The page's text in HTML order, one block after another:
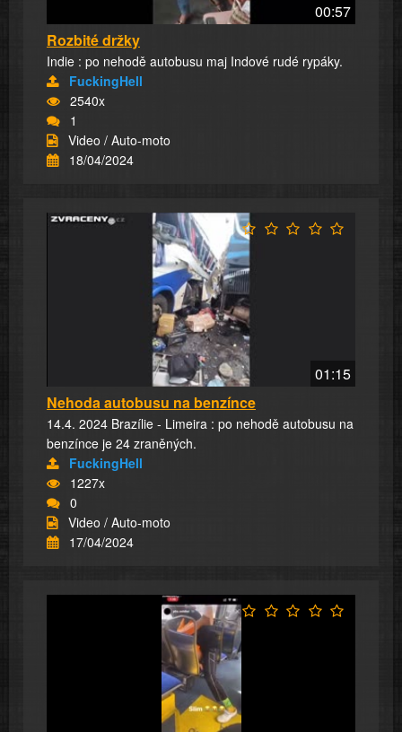
00:57
Rozbité držky
Indie : po nehodě autobusu maj Indové rudé rypáky.
FuckingHell
2540x
1
Video / Auto-moto
18/04/2024
01:15
Nehoda autobusu na benzínce
14.4. 2024 Brazílie - Limeira : po nehodě autobusu na
benzínce je 24 zraněných.
FuckingHell
1227x
0
Video / Auto-moto
17/04/2024